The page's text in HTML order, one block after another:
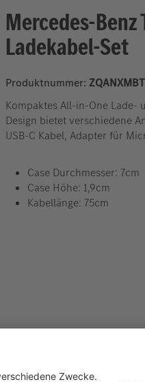
Mercedes-
Ladekabel-Set
Produktnummer:
Kompaktes All-in-One Lade-
Design bietet verschiedene
USB-C Kabel, Adapter für
Case Durchmesser: 7cm
Case Höhe: 1,9cm
Kabellänge: 75cm
Die